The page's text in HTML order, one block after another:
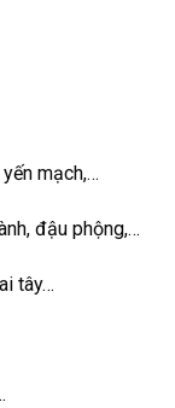
mạch,…
đậu phộng,…
tây…